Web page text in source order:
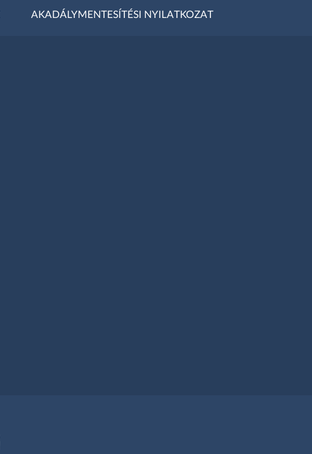
AKADÁLYMENTESÍTÉSI NYILATKOZAT